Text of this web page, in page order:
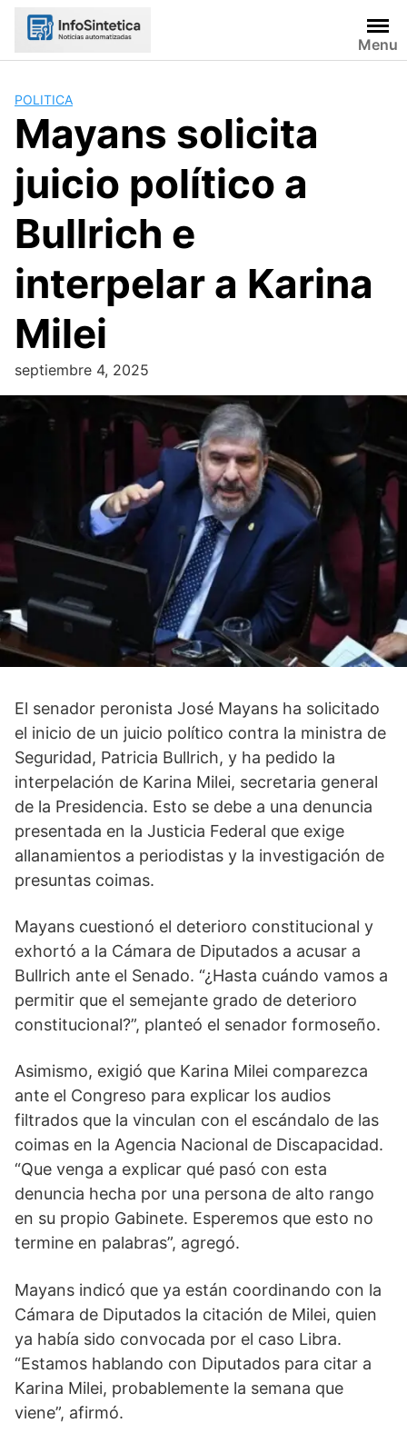
Skip
Menu
POLITICA
Mayans solicita
juicio político a
Bullrich e
interpelar a Karina
Milei
septiembre 4, 2025
El senador peronista José Mayans ha solicitado
el inicio de un juicio político contra la ministra de
Seguridad, Patricia Bullrich, y ha pedido la
interpelación de Karina Milei, secretaria general
de la Presidencia. Esto se debe a una denuncia
presentada en la Justicia Federal que exige
allanamientos a periodistas y la investigación de
presuntas coimas.
Mayans cuestionó el deterioro constitucional y
exhortó a la Cámara de Diputados a acusar a
Bullrich ante el Senado. “¿Hasta cuándo vamos a
permitir que el semejante grado de deterioro
constitucional?”, planteó el senador formoseño.
Asimismo, exigió que Karina Milei comparezca
ante el Congreso para explicar los audios
filtrados que la vinculan con el escándalo de las
coimas en la Agencia Nacional de Discapacidad.
“Que venga a explicar qué pasó con esta
denuncia hecha por una persona de alto rango
en su propio Gabinete. Esperemos que esto no
termine en palabras”, agregó.
Mayans indicó que ya están coordinando con la
Cámara de Diputados la citación de Milei, quien
ya había sido convocada por el caso Libra.
“Estamos hablando con Diputados para citar a
Karina Milei, probablemente la semana que
viene”, afirmó.